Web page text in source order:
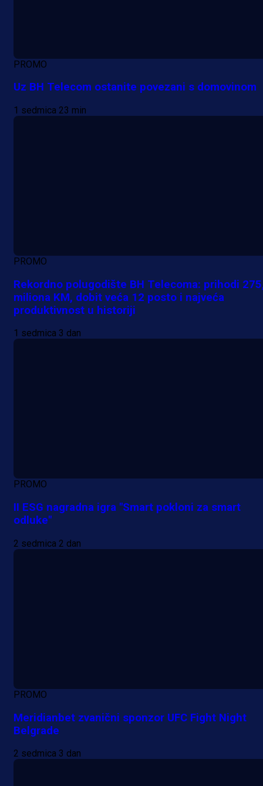
PROMO
Uz BH Telecom ostanite povezani s domovinom
1 sedmica 23 min
PROMO
Rekordno polugodište BH Telecoma: prihodi
miliona KM, dobit veća 12 posto i najveća
produktivnost u historiji
1 sedmica 3 dan
PROMO
II ESG nagradna igra "Smart pokloni za smart
odluke"
2 sedmica 2 dan
PROMO
Meridianbet zvanični sponzor UFC Fight Night
Belgrade
2 sedmica 3 dan